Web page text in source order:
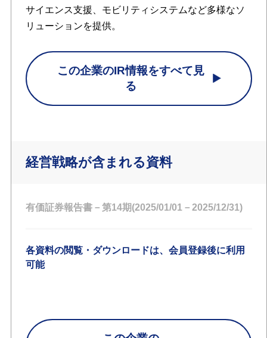
サイエンス支援、モビリティシステムなど多様なソ
リューションを提供。
この企業のIR情報をすべて見
る
経営戦略が含まれる資料
有価証券報告書－第14期(2025/01/01－2025/12/31)
各資料の閲覧・ダウンロードは、会員登録後に利用
可能